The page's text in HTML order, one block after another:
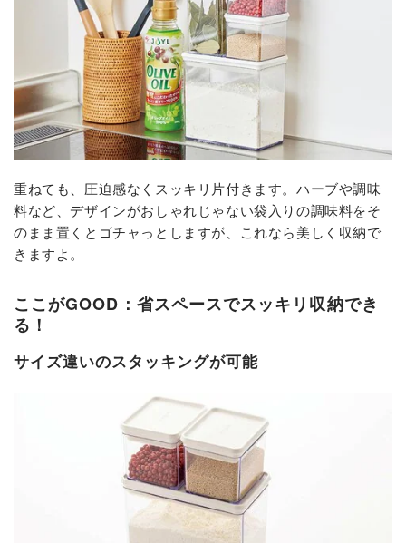
重ねても、圧迫感なくスッキリ片付きます。ハーブや調味
料など、デザインがおしゃれじゃない袋入りの調味料をそ
のまま置くとゴチャっとしますが、これなら美しく収納で
きますよ。
ここがGOOD：省スペースでスッキリ収納でき
る！
サイズ違いのスタッキングが可能